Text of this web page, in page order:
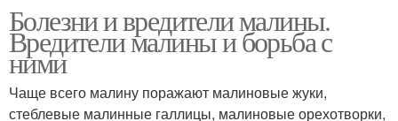
Болезни и вредители малины.
Вредители малины и борьба с
ними
Чаще всего малину поражают малиновые жуки,
стеблевые малинные галлицы, малиновые орехотворки,